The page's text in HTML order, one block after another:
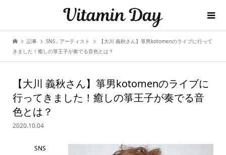
記事 SNS , アーティスト
【大川 義秋さん】箏男kotomenのライブに行って
きました！癒しの箏王子が奏でる音色とは？
【大川 義秋さん】箏男kotomenのライブに
行ってきました！癒しの箏王子が奏でる音
色とは？
2020.10.04
SNS